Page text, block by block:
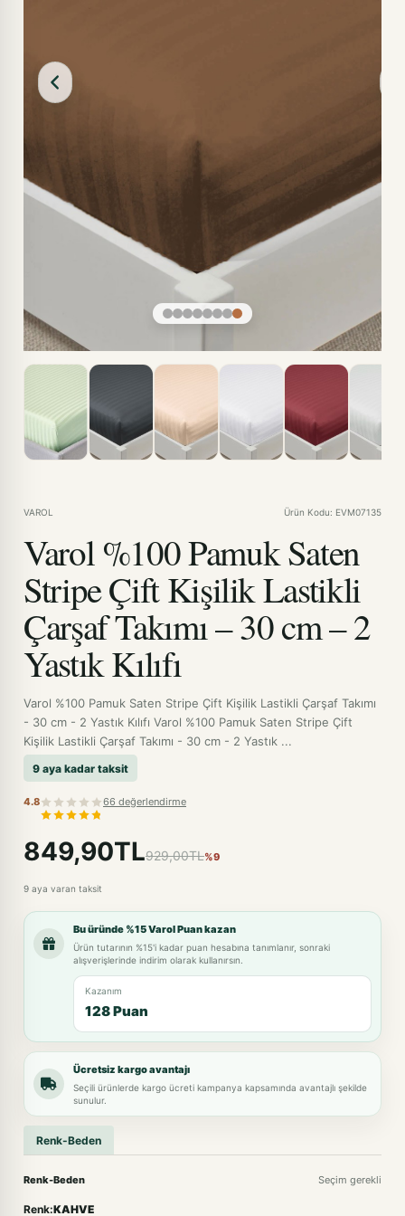
VAROL Ürün Kodu: EVM07135
Varol %100 Pamuk Saten
Stripe Çift Kişilik Lastikli
Çarşaf Takımı – 30 cm – 2
Yastık Kılıfı
Varol %100 Pamuk Saten Stripe Çift Kişilik Lastikli Çarşaf Takımı
- 30 cm - 2 Yastık Kılıfı Varol %100 Pamuk Saten Stripe Çift
Kişilik Lastikli Çarşaf Takımı - 30 cm - 2 Yastık ...
9 aya kadar taksit
4.8 66 değerlendirme
849,90TL929,00TL%9
9 aya varan taksit
Bu üründe %15 Varol Puan kazan
Ürün tutarının %15'i kadar puan hesabına tanımlanır, sonraki
alışverişlerinde indirim olarak kullanırsın.
Kazanım
128 Puan
Ücretsiz kargo avantajı
Seçili ürünlerde kargo ücreti kampanya kapsamında avantajlı şekilde
sunulur.
Renk-Beden
Renk-Beden Seçim gerekli
Renk:KAHVE